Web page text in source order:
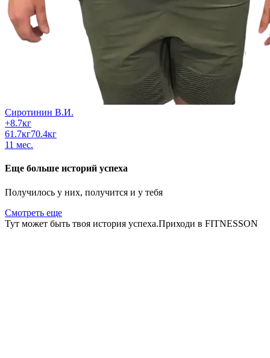
Сиротинин В.И.
+8.7кг
61.7кг70.4кг
11 мес.
Еще больше историй успеха
Получилось у них, получится и у тебя
Смотреть еще
Тут может быть твоя история успеха.Приходи в FITNESSON